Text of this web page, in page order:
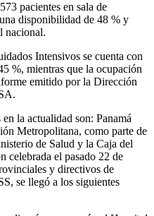
pacientes en sala de
disponibilidad de 48 % y
nacional.
Intensivos se cuenta con
%, mientras que la ocupación
emitido por la Dirección
la actualidad son: Panamá
Metropolitana, como parte de
de Salud y la Caja del
celebrada el pasado 22 de
y directivos de
se llegó a los siguientes